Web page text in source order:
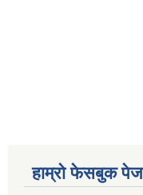
हाम्राे फेसबुक पेज